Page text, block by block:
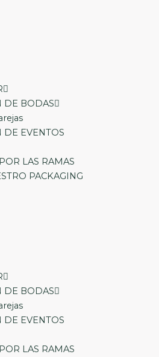
DE BODAS
DE EVENTOS
LAS RAMAS
PACKAGING
DE BODAS
DE EVENTOS
LAS RAMAS